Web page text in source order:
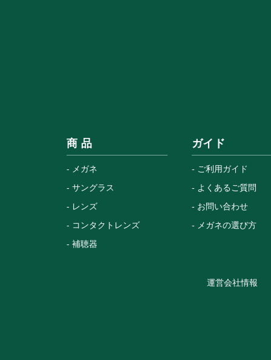
商 品
メガネ
サングラス
レンズ
コンタクトレンズ
補聴器
ガイド
ご利用ガイド
よくあるご質問
お問い合わせ
メガネの選び方
運営会社情報